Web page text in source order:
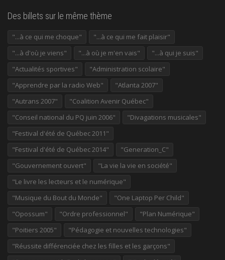
Des billets sur le même thème
"...à ce qui me choque"
"...à ce qui me fait plaisir"
"...à d'où je viens"
"...à où je m'en vais"
"...à qui je suis"
"Actualités sportives"
"Administration scolaire"
"Apprendre par la radio Web"
"Atlanta 2007"
"Autrans 2007"
"Coalition Avenir Québec"
"Conseil national du PQ juin 2006"
"Divagations musicales"
"Festival d'été de Québec 2011"
"Festival d'été de Québec 2014"
"Generation_C"
"Gouvernement ouvert"
"La vie la vie en société"
"Le livre les lecteurs et le numérique"
"Musique du Bout du Monde"
"One Laptop Per Child"
"Opossum"
"Ordre professionnel"
"Plan Numérique"
"Poitiers 2005"
"Pédagogie et nouvelles technologies"
"Réussite différenciée chez les filles et les garçons"